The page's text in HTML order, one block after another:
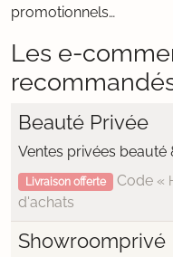
promotionnels…
Les e-
Beauté Privée
Ventes privées beauté
Livraison offerte Code «
d'achats
Showroomprivé